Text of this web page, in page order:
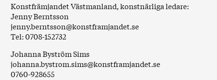
Konstfrämjandet Västmanland, konstnärliga ledare:
Jenny Berntsson
jenny.berntsson@konstframjandet.se
Tel: 0708-152732
Johanna Byström Sims
johanna.bystrom.sims@konstframjandet.se
0760-928655